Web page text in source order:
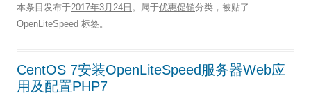
本条目发布于2017年3月24日 。属于优惠促销分类，被贴了
OpenLiteSpeed 标签。
CentOS 7安装OpenLiteSpeed服务器Web应
用及配置PHP7